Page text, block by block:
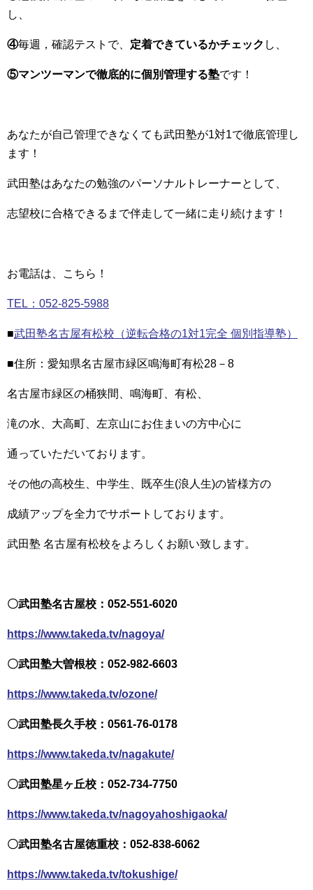
し、
④毎週，確認テストで、 定着できているかチェック し、
⑤マンツーマンで徹底的に個別管理する塾です！
あなたが自己管理できなくても武田塾が1対1で徹底管理し
ます！
武田塾はあなたの勉強のパーソナルトレーナーとして、
志望校に合格できるまで伴走して一緒に走り続けます！
お電話は、こちら！
TEL：052-825-5988
■武田塾名古屋有松校（逆転合格の1対1完全 個別指導塾）
■住所：愛知県名古屋市緑区鳴海町有松28－8
名古屋市緑区の桶狭間、鳴海町、有松、
滝の水、大高町、左京山にお住まいの方中心に
通っていただいております。
その他の高校生、中学生、既卒生(浪人生)の皆様方の
成績アップを全力でサポートしております。
武田塾 名古屋有松校をよろしくお願い致します。
〇武田塾名古屋校：052-551-6020
https://www.takeda.tv/nagoya/
〇武田塾大曽根校：052-982-6603
https://www.takeda.tv/ozone/
〇武田塾長久手校：0561-76-0178
https://www.takeda.tv/nagakute/
〇武田塾星ヶ丘校：052-734-7750
https://www.takeda.tv/nagoyahoshigaoka/
〇武田塾名古屋徳重校：052-838-6062
https://www.takeda.tv/tokushige/